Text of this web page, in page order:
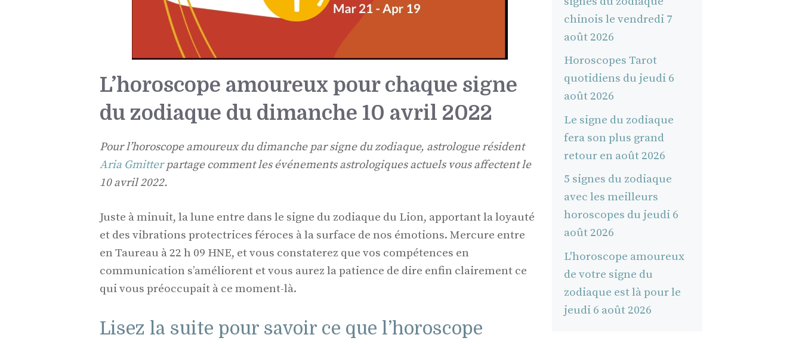
L’horoscope amoureux pour chaque signe
du zodiaque du dimanche 10 avril 2022
Pour l’horoscope amoureux du dimanche par signe du zodiaque, astrologue résident
Aria Gmitterpartage comment les événements astrologiques actuels vous affectent le
10 avril 2022.
Juste à minuit, la lune entre dans le signe du zodiaque du Lion, apportant la loyauté
et des vibrations protectrices féroces à la surface de nos émotions. Mercure entre
en Taureau à 22 h 09 HNE, et vous constaterez que vos compétences en
communication s’améliorent et vous aurez la patience de dire enfin clairement ce
qui vous préoccupait à ce moment-là.
Lisez la suite pour savoir ce que l’horoscope
chinois le vendredi 7
août 2026
Horoscopes Tarot
quotidiens du jeudi 6
août 2026
Le signe du zodiaque
fera son plus grand
retour en août 2026
5 signes du zodiaque
avec les meilleurs
horoscopes du jeudi 6
août 2026
L'horoscope amoureux
de votre signe du
zodiaque est là pour le
jeudi 6 août 2026